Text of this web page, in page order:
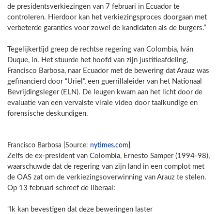
de presidentsverkiezingen van 7 februari in Ecuador te
controleren. Hierdoor kan het verkiezingsproces doorgaan met
verbeterde garanties voor zowel de kandidaten als de burgers.”
Tegelijkertijd greep de rechtse regering van Colombia, Iván
Duque, in. Het stuurde het hoofd van zijn justitieafdeling,
Francisco Barbosa, naar Ecuador met de bewering dat Arauz was
gefinancierd door “Uriel”, een guerrillaleider van het Nationaal
Bevrijdingsleger (ELN). De leugen kwam aan het licht door de
evaluatie van een vervalste virale video door taalkundige en
forensische deskundigen.
Francisco Barbosa [Source: nytimes.com
Zelfs de ex-president van Colombia, Ernesto Samper (1994-98),
waarschuwde dat de regering van zijn land in een complot met
de OAS zat om de verkiezingsoverwinning van Arauz te stelen.
Op 13 februari schreef de liberaal:
“Ik kan bevestigen dat deze beweringen laster